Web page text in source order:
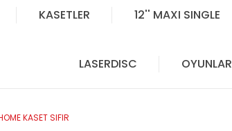
KASETLER 12'' MAXI SINGLE
LASERDISC OYUNLAR
KASET SIFIR